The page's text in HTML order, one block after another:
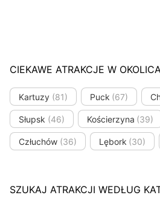
CIEKAWE ATRAKCJE W
Kartuzy (81) Puck (67)
Słupsk (46) Kościerzyna (39)
Człuchów (36) Lębork (30)
SZUKAJ ATRAKCJI WEDŁUG